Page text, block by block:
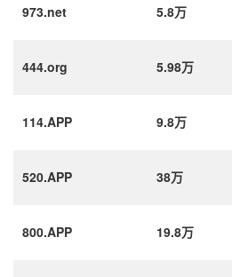
973.net 5.8万
444.org 5.98万
114.APP 9.8万
520.APP 38万
800.APP 19.8万